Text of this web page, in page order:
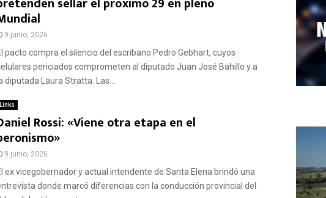
9 junio, 2026
pacto compra el silencio del escribano Pedro Gebhart, cuyos
periciados comprometen al diputado Juan José Bahillo y a
diputada Laura Stratta. Las...
Links
Rossi: «Viene otra etapa en el
9 junio, 2026
ex vicegobernador y actual intendente de Santa Elena brindó una
donde marcó diferencias con la conducción provincial del